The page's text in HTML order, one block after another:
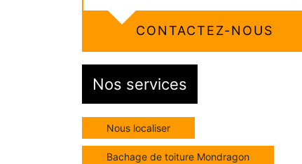
CONTACTEZ-NOUS
Nos services
Nous localiser
Bachage de toiture Mondragon